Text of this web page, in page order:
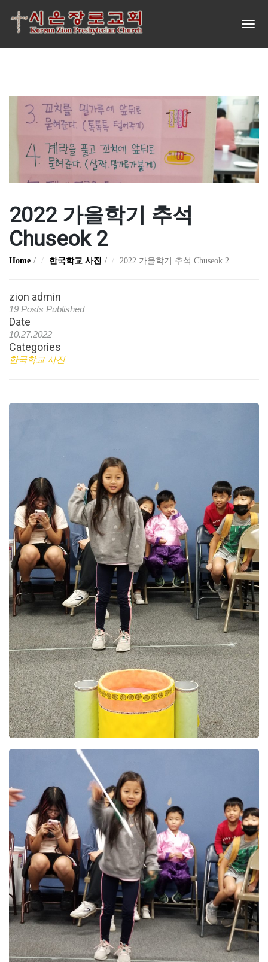
2022 가을학기 추석
Chuseok 2
Home 한국학교 사진 2022 가을학기 추석 Chuseok 2
zion admin
19 Posts Published
Date
10.27.2022
Categories
한국학교 사진